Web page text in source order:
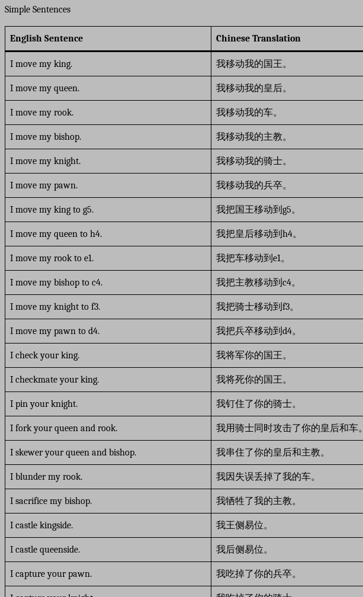
Simple Sentences
English Sentence Chinese Translation
I move my king. 我移动我的国王。
I move my queen. 我移动我的皇后。
I move my rook. 我移动我的车。
I move my bishop. 我移动我的主教。
I move my knight. 我移动我的骑士。
I move my pawn. 我移动我的兵卒。
I move my king to g5. 我把国王移动到g5。
I move my queen to h4. 我把皇后移动到h4。
I move my rook to e1. 我把车移动到e1。
I move my bishop to c4. 我把主教移动到c4。
I move my knight to f3. 我把骑士移动到f3。
I move my pawn to d4. 我把兵卒移动到d4。
I check your king. 我将军你的国王。
I checkmate your king. 我将死你的国王。
I pin your knight. 我钉住了你的骑士。
I fork your queen and rook. 我用骑士同时攻击了你的皇后和车。
I skewer your queen and bishop. 我串住了你的皇后和主教。
I blunder my rook. 我因失误丢掉了我的车。
I sacrifice my bishop. 我牺牲了我的主教。
I castle kingside. 我王侧易位。
I castle queenside. 我后侧易位。
I capture your pawn. 我吃掉了你的兵卒。